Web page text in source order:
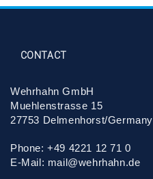
CONTACT
Wehrhahn GmbH
Muehlenstrasse 15
27753 Delmenhorst/Germany
Phone: +49 4221 12 71 0
E-Mail: mail@wehrhahn.de